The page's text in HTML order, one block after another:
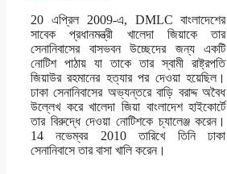
20 এপ্রিল 2009-এ, DMLC বাংলাদেশের
সাবেক প্রধানমন্ত্রী খালেদা জিয়াকে তার
সেনানিবাসের বাসভবন উচ্ছেদের জন্য একটি
নোটিশ পাঠায় যা তাকে তার স্বামী রাষ্ট্রপতি
জিয়াউর রহমানের হত্যার পর দেওয়া হয়েছিল।
ঢাকা সেনানিবাসের অভ্যন্তরে বাড়ি বরাদ্দ অবৈধ
উল্লেখ করে খালেদা জিয়া বাংলাদেশ হাইকোর্টে
তার বিরুদ্ধে দেওয়া নোটিশকে চ্যালেঞ্জ করেন।
14 নভেম্বর 2010 তারিখে তিনি ঢাকা
সেনানিবাসে তার বাসা খালি করেন।